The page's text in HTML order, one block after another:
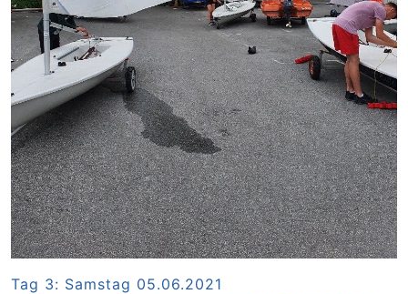
Tag 3: Samstag 05.06.2021